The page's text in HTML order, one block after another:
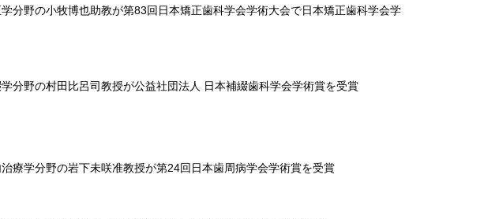
分野の小牧博也助教が第83回日本矯正歯科学会学術大会で日本矯正歯科学会学
分野の村田比呂司教授が公益社団法人 日本補綴歯科学会学術賞を受賞
療学分野の岩下未咲准教授が第24回日本歯周病学会学術賞を受賞